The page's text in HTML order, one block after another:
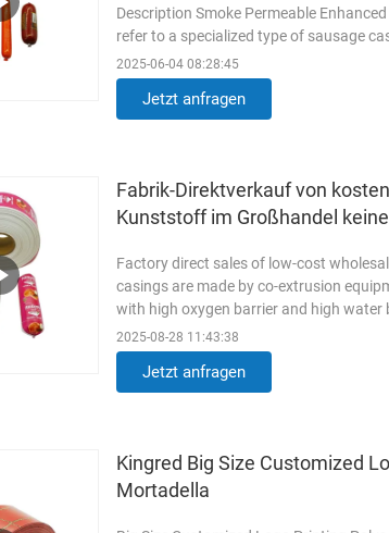
Description Smoke Permeable
refer to a specialized type of sausage
maintaining its integrity. These ...
2025-06-04 08:28:45
Jetzt anfragen
Fabrik-Direktverkauf von
Kunststoff im Großhandel
Factory direct sales of low-cost
casings are made by co-extrusion
with high oxygen barrier and high water
For Sausages can ...
2025-08-28 11:43:38
Jetzt anfragen
Kingred Big Size Customized
Mortadella